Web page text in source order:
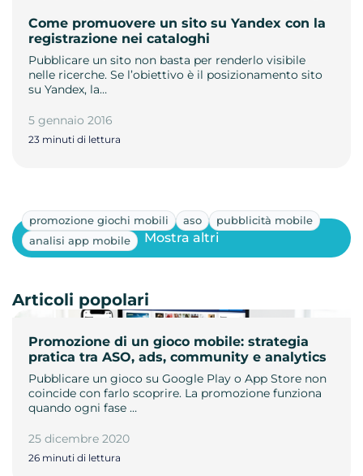
Come promuovere un sito su Yandex con la
registrazione nei cataloghi
Pubblicare un sito non basta per renderlo visibile
nelle ricerche. Se l’obiettivo è il posizionamento sito
su Yandex, la…
5 gennaio 2016
23 minuti di lettura
promozione giochi mobili aso
pubblicità mobile
analisi app mobile
Promozione di un gioco mobile: strategia
pratica tra ASO, ads, community e analytics
Pubblicare un gioco su Google Play o App Store non
coincide con farlo scoprire. La promozione funziona
quando ogni fase …
25 dicembre 2020
26 minuti di lettura
Mostra altri
Articoli popolari